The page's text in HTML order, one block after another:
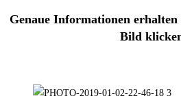
Genaue Informationen erhalten
Bild